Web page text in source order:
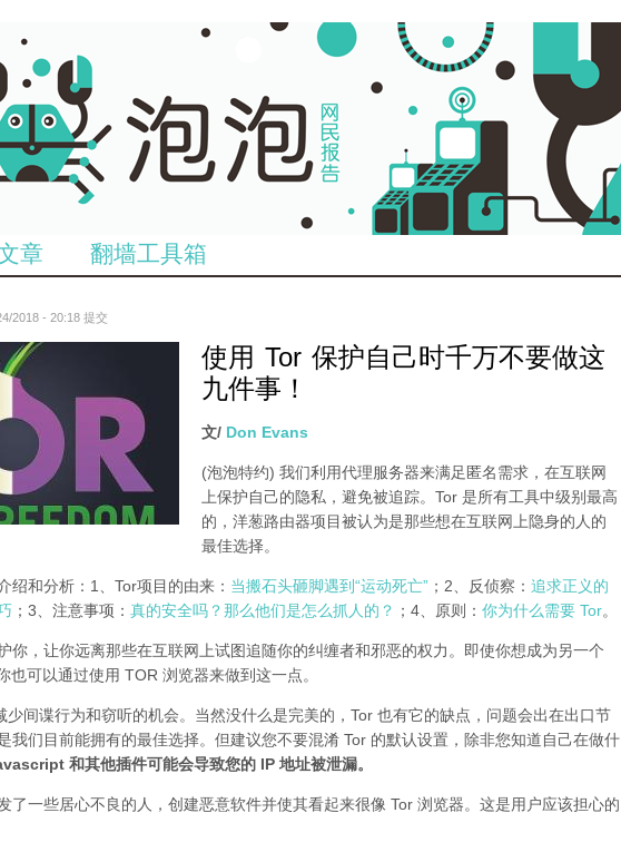
章 翻墙工具箱
2018 - 20:18 提交
使用 Tor 保护自己时千万不要做这
九件事！
文/ Don Evans
(泡泡特约) 我们利用代理服务器来满足匿名需求，在互联网
上保护自己的隐私，避免被追踪。Tor 是所有工具中级别最高
的，洋葱路由器项目被认为是那些想在互联网上隐身的人的
最佳选择。
绍和分析：1、Tor项目的由来： 当搬石头砸脚遇到“运动死亡” ；2、反侦察： 追求正义的
；3、注意事项： 真的安全吗？那么他们是怎么抓人的？ ；4、原则： 你为什么需要 Tor。
你，让你远离那些在互联网上试图追随你的纠缠者和邪恶的权力。即使你想成为另一个
也可以通过使用 TOR 浏览器来做到这一点。
少间谍行为和窃听的机会。当然没什么是完美的，Tor 也有它的缺点，问题会出在出口节
我们目前能拥有的最佳选择。但建议您不要混淆 Tor 的默认设置，除非您知道自己在做什
和其他插件可能会导致您的 IP 地址被泄漏。
了一些居心不良的人，创建恶意软件并使其看起来很像 Tor 浏览器。这是用户应该担心的